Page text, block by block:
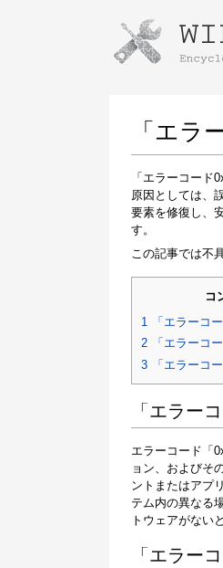
「エラ
「エラーコー
原因としては、
要素を修復し、
す。
この記事では不
コ
1
「エラーコ
2
「エラーコ
3
「エラーコ
「エラー
エラーコード「
ョン、およびそ
ントまたはアプ
テム内の異なる
トウェアがない
「エラー
Instructions for
Once the